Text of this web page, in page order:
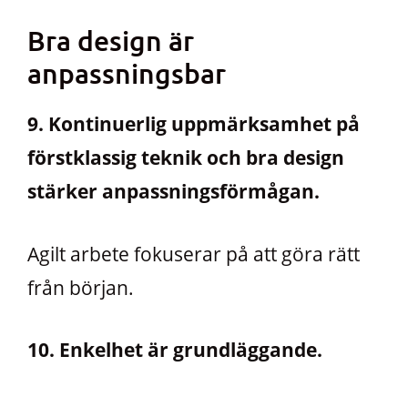
Bra design är
anpassningsbar
9. Kontinuerlig uppmärksamhet på
förstklassig teknik och bra design
stärker anpassningsförmågan.
Agilt arbete fokuserar på att göra rätt
från början.
10. Enkelhet är grundläggande.